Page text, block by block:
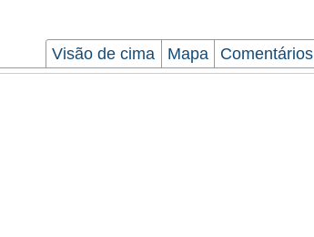
Visão de cima Mapa Comentários